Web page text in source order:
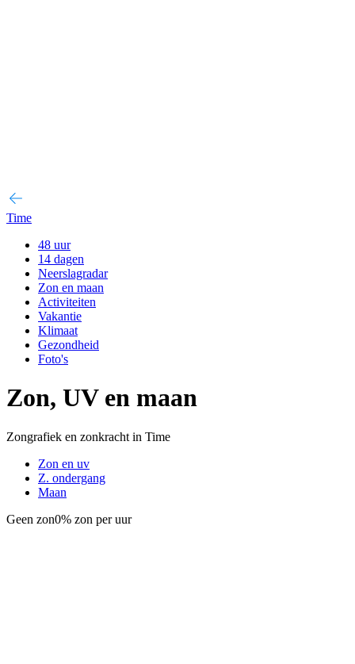
Time
48 uur
14 dagen
Neerslagradar
Zon en maan
Activiteiten
Vakantie
Klimaat
Gezondheid
Foto's
Zon, UV en maan
Zongrafiek en zonkracht in Time
Zon en uv
Z. ondergang
Maan
Geen zon0% zon per uur